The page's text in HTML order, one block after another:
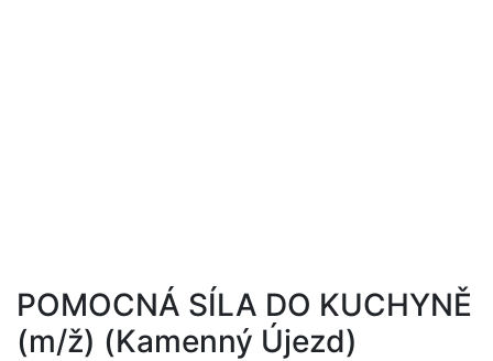
POMOCNÁ SÍLA DO KUCHYNĚ
(m/ž) (Kamenný Újezd)